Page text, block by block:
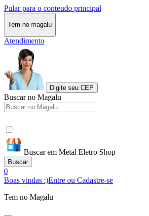
Pular para o conteudo principal
Tem no magalu
Atendimento
Digite seu CEP
Buscar no Magalu
Buscar em Metal Eletro Shop
Buscar
0
Boas vindas :)Entre ou Cadastre-se
Tem no Magalu